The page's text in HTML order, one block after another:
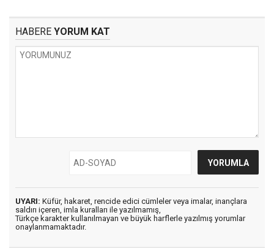
HABERE YORUM KAT
UYARI: Küfür, hakaret, rencide edici cümleler veya imalar, inançlara
saldırı içeren, imla kuralları ile yazılmamış,
Türkçe karakter kullanılmayan ve büyük harflerle yazılmış yorumlar
onaylanmamaktadır.